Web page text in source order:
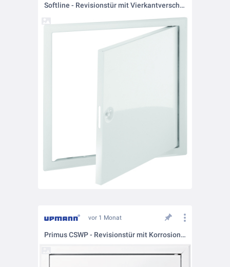
Softline - Revisionstür mit Vierkantverschluss
vor 1 Monat
Primus CSWP - Revisionstür mit Korrosionsschutz